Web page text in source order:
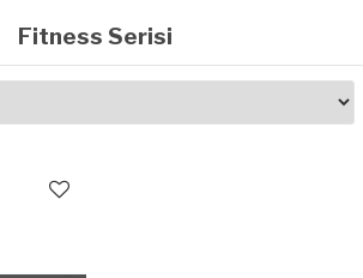
Fitness Serisi